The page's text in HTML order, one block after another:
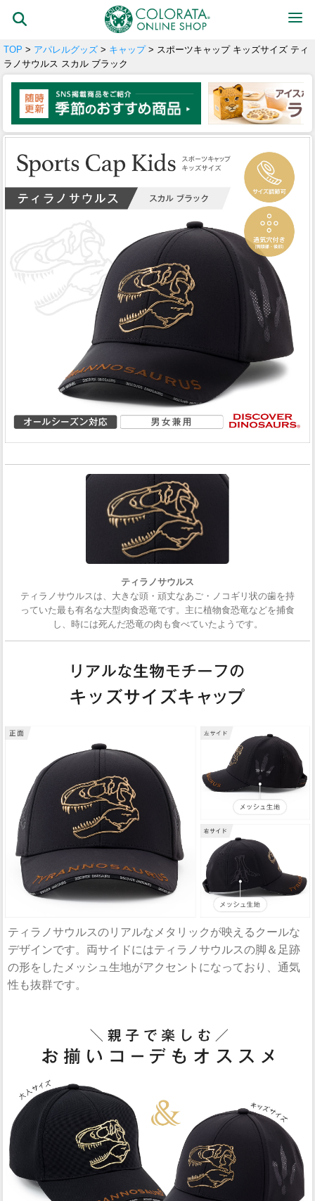
TOP > アパレルグッズ > キャップ> スポーツキャップ キッズサイズ ティ
ラノサウルス スカル ブラック
ティラノサウルス
ティラノサウルスは、大きな頭・頑丈なあご・ノコギリ状の歯を持
っていた最も有名な大型肉食恐竜です。主に植物食恐竜などを捕食
し、時には死んだ恐竜の肉も食べていたようです。
ティラノサウルスのリアルなメタリックが映えるクールな
デザインです。両サイドにはティラノサウルスの脚＆足跡
の形をしたメッシュ生地がアクセントになっており、通気
性も抜群です。